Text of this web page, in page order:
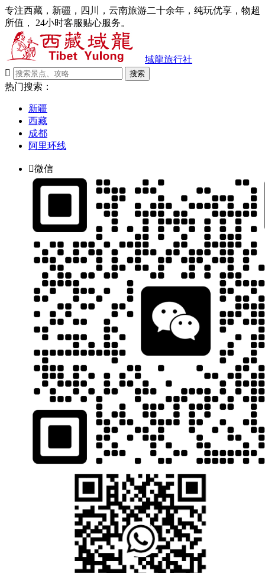
专注西藏，新疆，四川，云南旅游二十余年，纯玩优享，物超
所值， 24小时客服贴心服务。
域龍旅行社

搜索
热门搜索：
新疆
西藏
成都
阿里环线
微信